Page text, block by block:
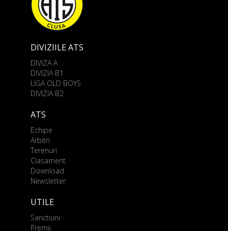
DIVIZIILE ATS
DIVIZA A
DIVIZIA B1
LIGA OLD BOYS
DIVIZIA B2
ATS
Echipe
Arbitri
Terenuri
Clasament
Download
Newsletter
UTILE
Sanctiuni
Premii